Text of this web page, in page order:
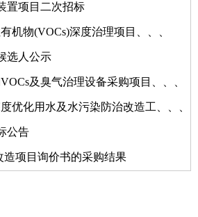
置项目二次招标
机物(VOCs)深度治理项目、、、
选人公示
及臭气治理设备采购项目、、、
优化用水及水污染防治改造工、、、
公告
项目询价书的采购结果